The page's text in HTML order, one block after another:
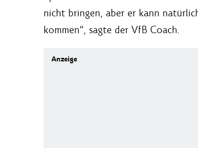
nicht bringen, aber er kann
kommen“, sagte der VfB Coach.